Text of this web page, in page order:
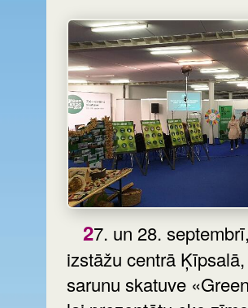
27. un 28. septembrī, starptautiskajā
izstāžu centrā
sarunu skatuve